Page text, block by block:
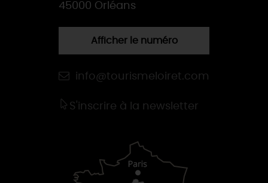
45000 Orléans
Afficher le numéro
info@tourismeloiret.com
S'inscrire à la newsletter